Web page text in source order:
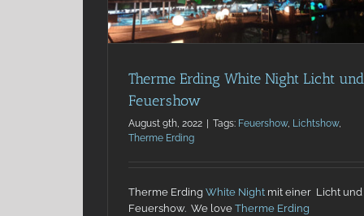
Therme Erding White Night Licht und
Feuershow
August 9th, 2022 Tags: Feuershow, Lichtshow,
Therme Erding
Therme Erding White Night mit einer Licht und
Feuershow. We love Therme Erding
Wohnbau Schreiber Kranzberg